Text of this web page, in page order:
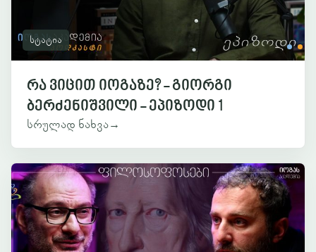
სტატია
რა ვიცით იოგაზე? - გიორგი
ბერძენიშვილი - ეპიზოდი 1
სრულად ნახვა→